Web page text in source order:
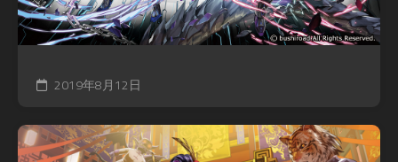
2019年8月12日